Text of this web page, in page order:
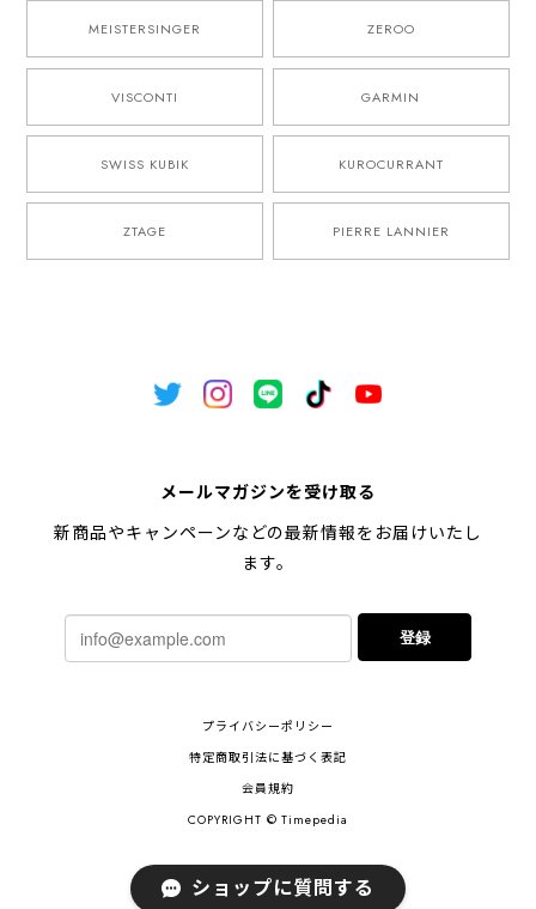
MEISTERSINGER ZEROO
VISCONTI GARMIN
SWISS KUBIK KUROCURRANT
ZTAGE PIERRE LANNIER
メールマガジンを受け取る
新商品やキャンペーンなどの最新情報をお届けいたし
ます。
登録
プライバシーポリシー
特定商取引法に基づく表記
会員規約
COPYRIGHT © Timepedia
ショップに質問する